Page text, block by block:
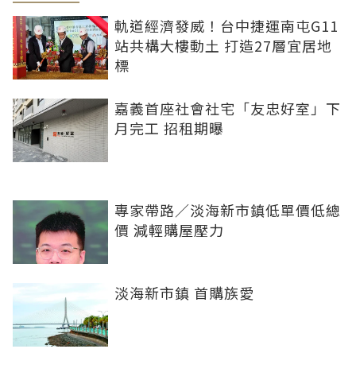
軌道經濟發威！台中捷運南屯G11
站共構大樓動土 打造27層宜居地
標
嘉義首座社會社宅「友忠好室」下
月完工 招租期曝
專家帶路／淡海新市鎮低單價低總
價 減輕購屋壓力
淡海新市鎮 首購族愛